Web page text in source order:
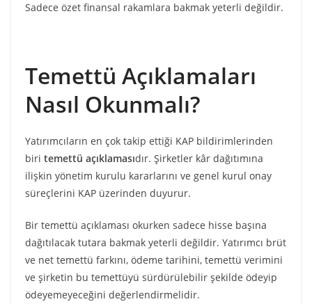
Sadece özet finansal rakamlara bakmak yeterli değildir.
Temettü Açıklamaları
Nasıl Okunmalı?
Yatırımcıların en çok takip ettiği KAP bildirimlerinden
biri temettü açıklamasıdır. Şirketler kâr dağıtımına
ilişkin yönetim kurulu kararlarını ve genel kurul onay
süreçlerini KAP üzerinden duyurur.
Bir temettü açıklaması okurken sadece hisse başına
dağıtılacak tutara bakmak yeterli değildir. Yatırımcı brüt
ve net temettü farkını, ödeme tarihini, temettü verimini
ve şirketin bu temettüyü sürdürülebilir şekilde ödeyip
ödeyemeyeceğini değerlendirmelidir.